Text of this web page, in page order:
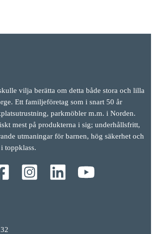
vilja berätta om detta både stora och lilla
Ett familjeföretag som i snart 50 år
parkmöbler m.m. i Norden.
mest på produkterna i sig; underhållsfritt,
utmaningar för barnen, hög säkerhet och
toppklass.